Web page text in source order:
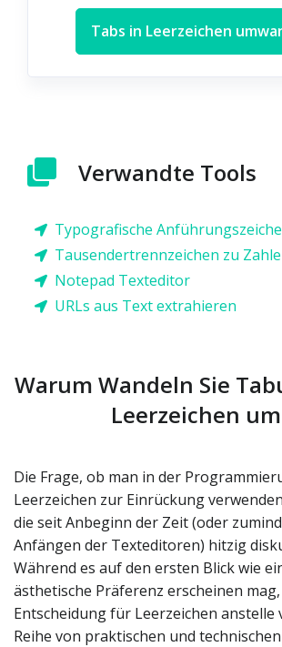
Tabs in Leerzeichen
Verwandte Tools
Typografische
Tausendertrennzeichen zu
Notepad Texteditor
URLs aus Text extrahieren
Warum Wandeln Sie
Leerzeichen
Die Frage, ob man in der
Leerzeichen zur Einrückung
die seit Anbeginn der Zeit (oder
Anfängen der Texteditoren) hitzig
Während es auf den ersten Blick wie
ästhetische Präferenz erscheinen
Entscheidung für Leerzeichen anstelle
Reihe von praktischen und